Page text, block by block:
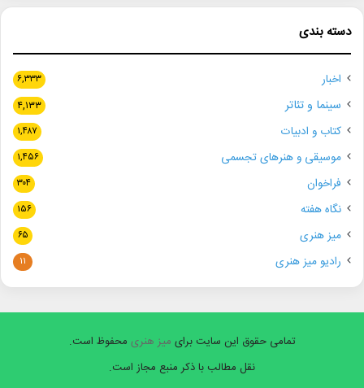
دسته بندی
اخبار ۶,۳۳۳
سینما و تئاتر ۴,۱۳۳
کتاب و ادبیات ۱,۴۸۷
موسیقی و هنرهای تجسمی ۱,۴۵۶
فراخوان ۳۰۴
نگاه هفته ۱۵۶
میز هنری ۶۵
رادیو میز هنری ۱۱
تمامی حقوق این سایت برای میز هنری محفوظ است.
نقل مطالب با ذکر منبع مجاز است.